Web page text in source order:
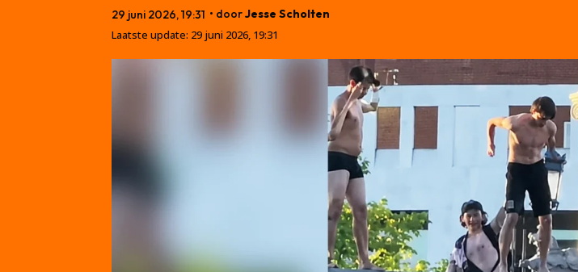
29 juni 2026, 19:31 • doorJesse Scholten
Laatste update: 29 juni 2026, 19:31